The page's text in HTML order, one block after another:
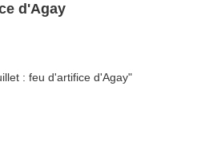
d'Agay